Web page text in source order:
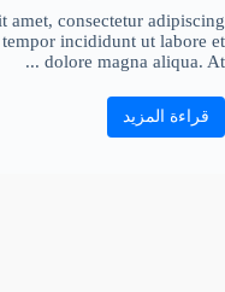
amet, consectetur adipiscing
incididunt ut labore et
dolore magna aliqua. At ...
قراءة المزيد